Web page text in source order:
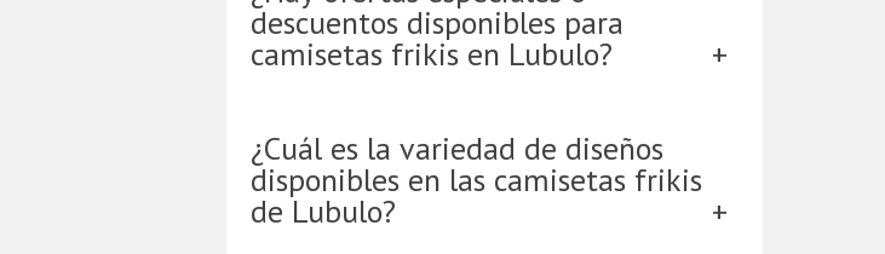
descuentos disponibles para
camisetas frikis en Lubulo?
¿Cuál es la variedad de diseños
disponibles en las camisetas frikis
de Lubulo?